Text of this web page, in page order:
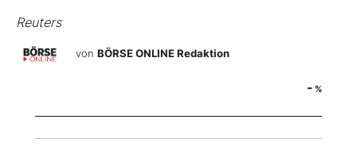
Reuters
von BÖRSE ONLINE Redaktion
- %